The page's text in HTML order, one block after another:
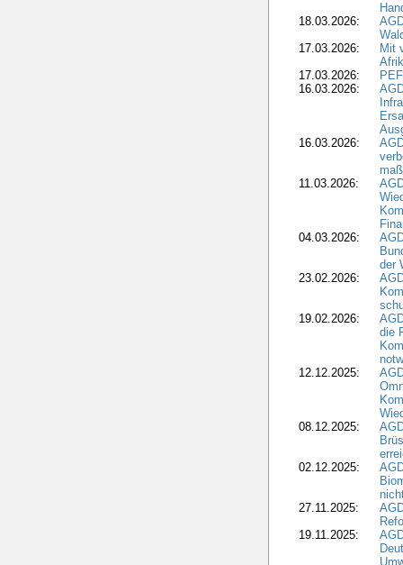
18.03.2026:
17.03.2026:
Mit
17.03.2026:
16.03.2026:
16.03.2026:
11.03.2026:
04.03.2026:
der
23.02.2026:
19.02.2026:
die
12.12.2025:
08.12.2025:
02.12.2025:
27.11.2025:
19.11.2025: